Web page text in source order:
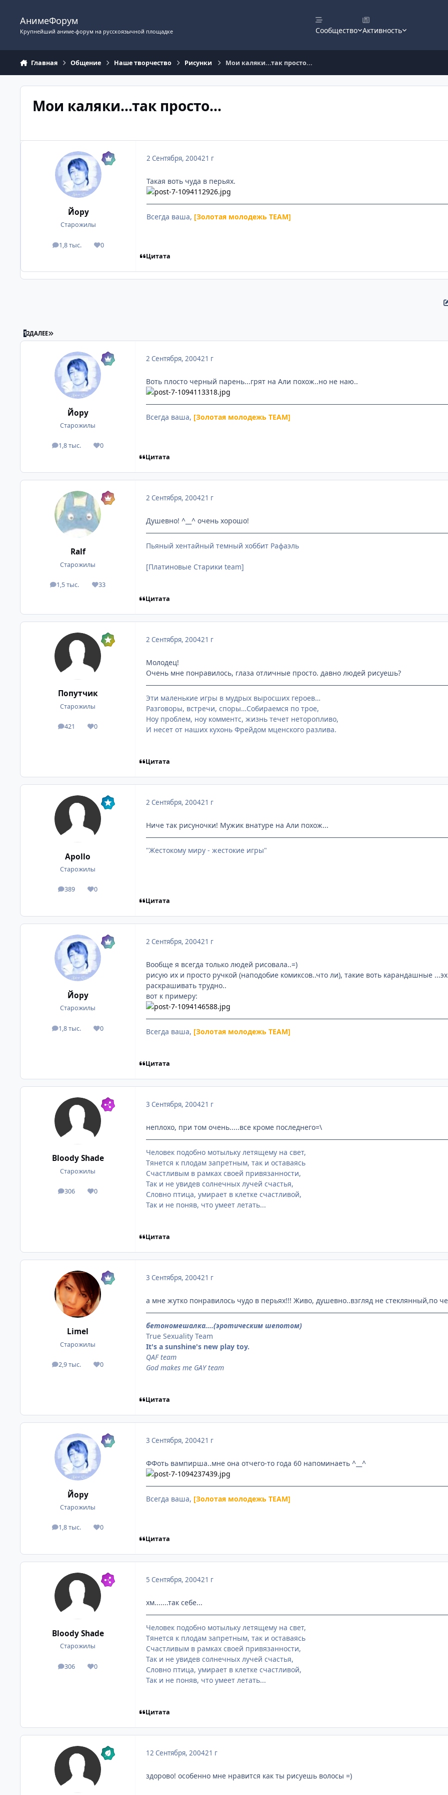
АнимеФорум
Крупнейший аниме-форум на русскоязычной площадке Сообщество Активность
Главная Общение Наше творчество Рисунки Мои каляки...так просто...
Мои каляки...так просто...
Йору
Старожилы
1,8 тыс.
посты 0
Репутация
2 Сентября, 200421 г
Такая воть чуда в перьях.
Всегда ваша, [Золотая молодежь TEAM]
Цитата
12ДАЛЕЕ ПОСЛЕДНЯЯ СТРАНИЦА
Йору
Старожилы
1,8 тыс.
посты 0
Репутация
2 Сентября, 200421 г
Воть плосто черный парень...грят на Али похож..но не наю..
Всегда ваша, [Золотая молодежь TEAM]
Цитата
Ralf
Старожилы
1,5 тыс.
посты 33
Репутация
2 Сентября, 200421 г
Душевно! ^__^ очень хорошо!
Пьяный хентайный темный хоббит Рафаэль
[Платиновые Старики team]
Цитата
Попутчик
Старожилы
421
посты 0
Репутация
2 Сентября, 200421 г
Молодец!
Очень мне понравилось, глаза отличные просто. давно людей рисуешь?
Эти маленькие игры в мудрых выросших героев…
Разговоры, встречи, споры…Собираемся по трое,
Ноу проблем, ноу комментс, жизнь течет неторопливо,
И несет от наших кухонь Фрейдом мценского разлива.
Цитата
Apollo
Старожилы
389
посты 0
Репутация
2 Сентября, 200421 г
Ниче так рисуночки! Мужик внатуре на Али похож...
"Жестокому миру - жестокие игры"
Цитата
Йору
Старожилы
1,8 тыс.
посты 0
Репутация
2 Сентября, 200421 г
Вообще я всегда только людей рисовала..=)
рисую их и просто ручкой (наподобие комиксов..что ли), такие воть карандашные
раскрашивать трудно..
вот к примеру:
Всегда ваша, [Золотая молодежь TEAM]
Цитата
Bloody Shade
Старожилы
306
посты 0
Репутация
3 Сентября, 200421 г
неплохо, при том очень.....все кроме последнего=\
Человек подобно мотыльку летящему на свет,
Тянется к плодам запретным, так и оставаясь
Счастливым в рамках своей привязанности,
Так и не увидев солнечных лучей счастья,
Словно птица, умирает в клетке счастливой,
Так и не поняв, что умеет летать...
Цитата
Limel
Старожилы
2,9 тыс.
посты 0
Репутация
3 Сентября, 200421 г
а мне жутко понравилось чудо в перьях!!! Живо, душевно..взгляд не стеклянный,по
бетономешалка....(эротическим шепотом)
True Sexuality Team
It's a sunshine's new play toy.
QAF team
God makes me GAY team
Цитата
Йору
Старожилы
1,8 тыс.
посты 0
Репутация
3 Сентября, 200421 г
ФФоть вампирша..мне она отчего-то года 60 напоминаеть ^__^
Всегда ваша, [Золотая молодежь TEAM]
Цитата
Bloody Shade
Старожилы
306
посты 0
Репутация
5 Сентября, 200421 г
хм.......так себе...
Человек подобно мотыльку летящему на свет,
Тянется к плодам запретным, так и оставаясь
Счастливым в рамках своей привязанности,
Так и не увидев солнечных лучей счастья,
Словно птица, умирает в клетке счастливой,
Так и не поняв, что умеет летать...
Цитата
12 Сентября, 200421 г
здорово! особенно мне нравится как ты рисуешь волосы =)